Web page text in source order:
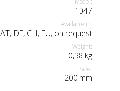
Model:
1047
Available in:
AT, DE, CH, EU, on request
Weight:
0,38 kg
Size:
200 mm